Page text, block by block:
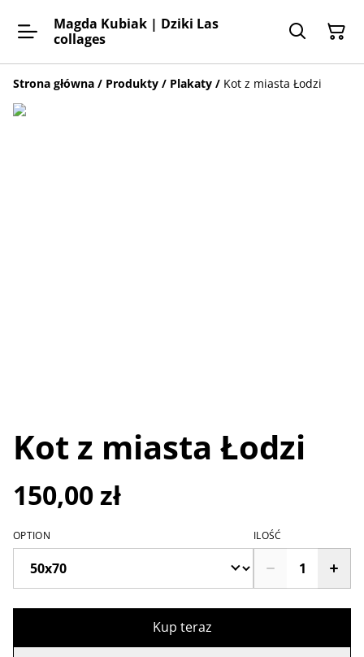
Magda Kubiak | Dziki Las
collages
Strona główna / Produkty / Plakaty / Kot z miasta Łodzi
Kot z miasta Łodzi
150,00 zł
OPTION ILOŚĆ
Kup teraz